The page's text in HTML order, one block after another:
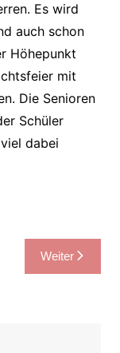
Es wird
auch schon
Höhepunkt
mit
Die Senioren
Schüler
dabei
Weiter